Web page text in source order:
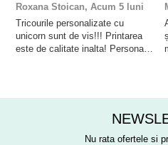
Roxana Stoican, Acum 5 luni
Tricourile personalizate cu
unicorn sunt de vis!!! Printarea
este de calitate inalta! Personalul
anisor!
Nu rata ofertele si